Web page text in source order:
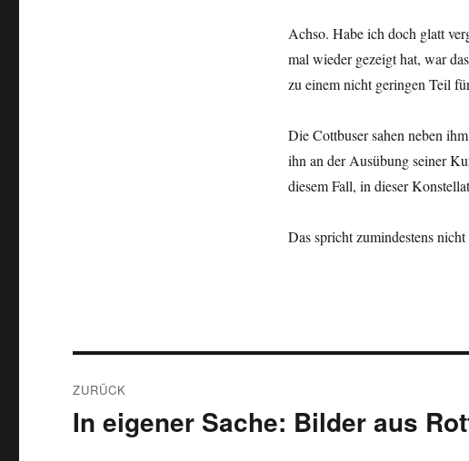
Achso. Habe ich doch glatt
mal wieder gezeigt hat, war
zu einem nicht geringen Teil
Die Cottbuser sahen neben
ihn an der Ausübung seiner
diesem Fall, in dieser
Das spricht zumindestens nicht
ZURÜCK
Vorheriger
In eigener Sache: Bilder aus